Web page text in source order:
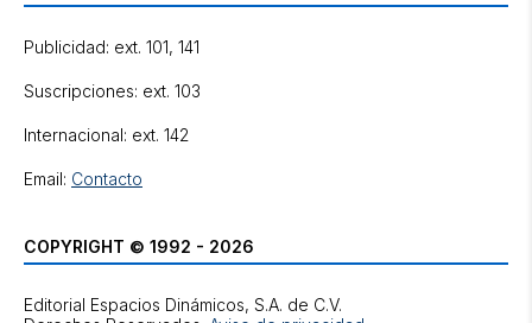
Publicidad: ext. 101, 141
Suscripciones: ext. 103
Internacional: ext. 142
Email: Contacto
COPYRIGHT © 1992 - 2026
Editorial Espacios Dinámicos, S.A. de C.V.